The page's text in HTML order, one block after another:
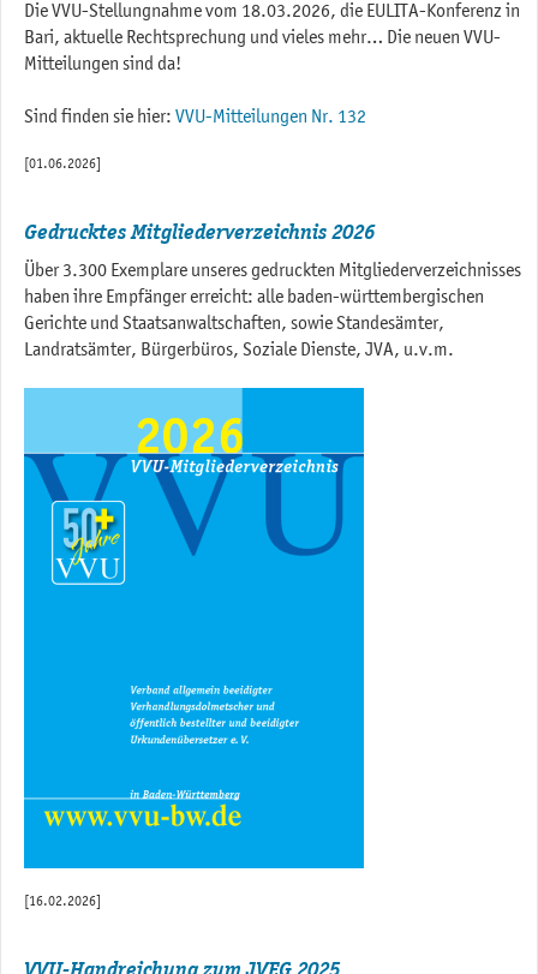
Die VVU-Stellungnahme vom 18.03.2026, die EULITA-Konferenz in
Bari, aktuelle Rechtsprechung und vieles mehr… Die neuen VVU-
Mitteilungen sind da!
Sind finden sie hier:VVU-Mitteilungen Nr. 132
[01.06.2026]
Gedrucktes Mitgliederverzeichnis 2026
Über 3.300 Exemplare unseres gedruckten Mitgliederverzeichnisses
haben ihre Empfänger erreicht: alle baden-württembergischen
Gerichte und Staatsanwaltschaften, sowie Standesämter,
Landratsämter, Bürgerbüros, Soziale Dienste, JVA, u.v.m.
[16.02.2026]